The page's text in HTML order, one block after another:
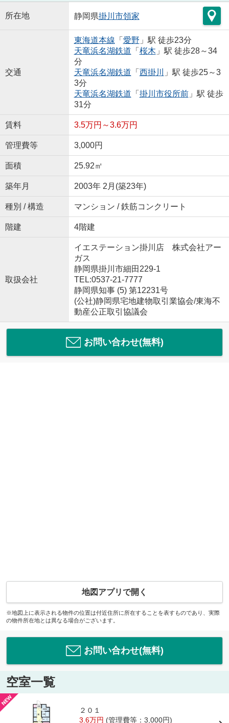
所在地 静岡県掛川市領家
交通
東海道本線 「 愛野 」駅 徒歩23分
天竜浜名湖鉄道 「 桜木 」駅 徒歩28～34
分
天竜浜名湖鉄道 「 西掛川
」駅 徒歩25～3
3分
天竜浜名湖鉄道 「 掛川市役所前」駅 徒歩
31分
賃料 3.5万円～3.6万円
管理費等 3,000円
面積 25.92㎡
築年月 2003年 2月(築23年)
種別 / 構造 マンション / 鉄筋コンクリート
階建 4階建
取扱会社
イエステーション掛川店 株式会社アー
ガス
静岡県掛川市細田229-1
TEL:0537-21-7777
静岡県知事 (5) 第12231号
(公社)静岡県宅地建物取引業協会/東海不
動産公正取引協議会
お問い合わせ(無料)
地図アプリで開く
※地図上に表示される物件の位置は付近住所に所在することを表すものであり、実際
の物件所在地とは異なる場合がございます。
お問い合わせ(無料)
空室一覧
２０１
3.6万円 (管理費等：3,000円)